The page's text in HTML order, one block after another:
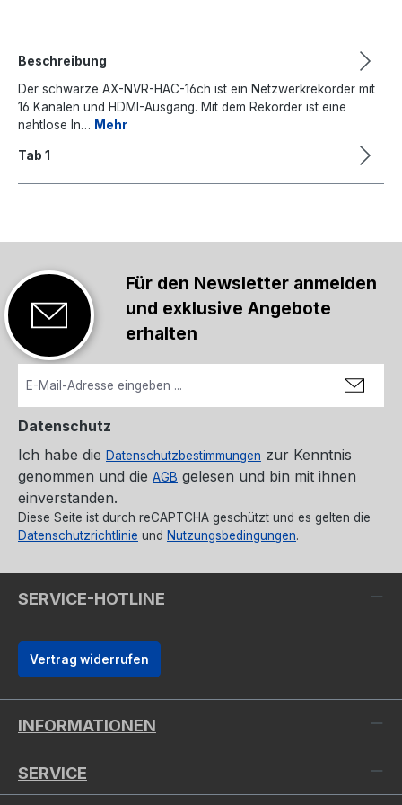
Beschreibung
Der schwarze AX-NVR-HAC-16ch ist ein Netzwerkrekorder mit
16 Kanälen und HDMI-Ausgang. Mit dem Rekorder ist eine
nahtlose In… Mehr
Tab 1
Für den Newsletter anmelden
und exklusive Angebote
erhalten
Datenschutz
Ich habe die Datenschutzbestimmungen zur Kenntnis
genommen und die AGB gelesen und bin mit ihnen
einverstanden.
Diese Seite ist durch reCAPTCHA geschützt und es gelten die
Datenschutzrichtlinie und Nutzungsbedingungen.
SERVICE-HOTLINE
Vertrag widerrufen
INFORMATIONEN
SERVICE